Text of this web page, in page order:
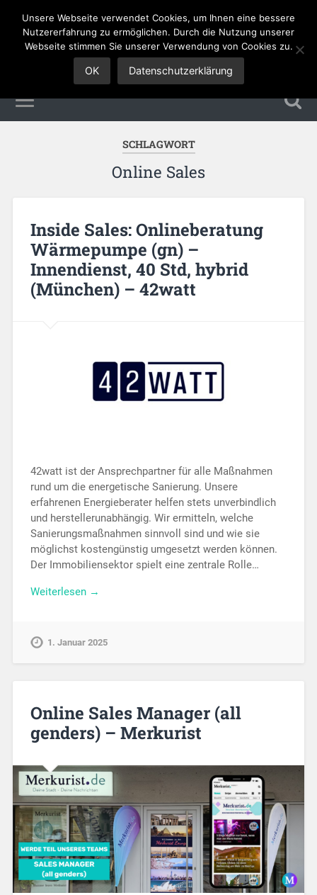
Sales Jobs
SCHLAGWORT
Online Sales
Inside Sales: Onlineberatung
Wärmepumpe (gn) –
Innendienst, 40 Std, hybrid
(München) – 42watt
42watt ist der Ansprechpartner für alle Maßnahmen
rund um die energetische Sanierung. Unsere
erfahrenen Energieberater helfen stets unverbindlich
und herstellerunabhängig. Wir ermitteln, welche
Sanierungsmaßnahmen sinnvoll sind und wie sie
möglichst kostengünstig umgesetzt werden können.
Der Immobiliensektor spielt eine zentrale Rolle…
Weiterlesen →
1. Januar 2025
Online Sales Manager (all
genders) – Merkurist
Unsere Webseite verwendet Cookies, um Ihnen eine bessere
Nutzererfahrung zu ermöglichen. Durch die Nutzung unserer
Webseite stimmen Sie unserer Verwendung von Cookies zu.
OK Datenschutzerklärung